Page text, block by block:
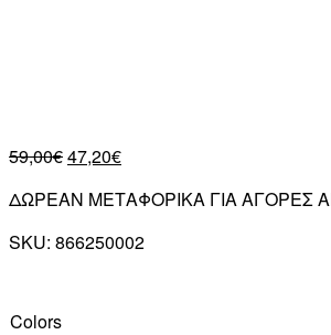
59,00€47,20€
ΔΩΡΕΑΝ ΜΕΤΑΦΟΡΙΚΑ ΓΙΑ ΑΓΟΡΕΣ
SKU: 866250002
Colors